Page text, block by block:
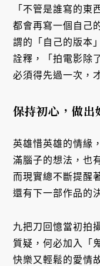
「不管是誰寫的
都會再寫一個自己
謂的「自己的版本
詮釋，「拍電影除
必須得先過一次，
保持初心，做出
英雄惜英雄的情緣
滿腦子的想法，也
而現實總不斷提醒
還有下一部作品的
九把刀回憶當初拍
質疑，何必加入「
快樂又輕鬆的愛情